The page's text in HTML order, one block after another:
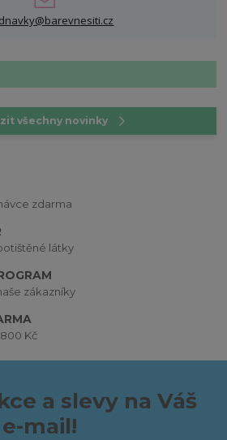
všechny novinky
zdarma
látky
zákazníky
Kč
a slevy na Váš
e-mail!